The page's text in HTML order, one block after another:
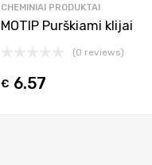
CHEMINIAI PRODUKTAI
MOTIP Purškiami klijai
(0 reviews)
€ 6.57